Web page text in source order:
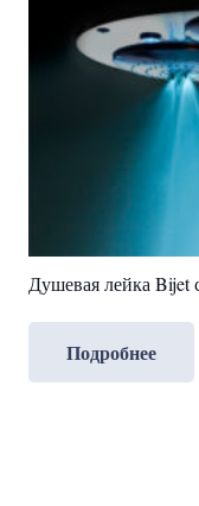
Душевая лейка Bijet
Подробнее